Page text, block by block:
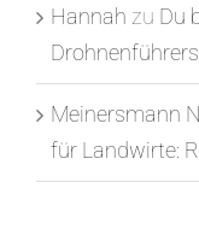
Hannah zu Du
Meinersmann
für Landwirte: